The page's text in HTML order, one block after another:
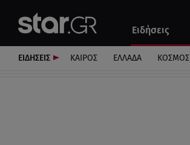
Ειδήσεις
Αυτοκίνητο
ΕΙΔΗΣΕΙΣ ΚΑΙΡΟΣ ΕΛΛΑΔΑ ΚΟΣΜΟΣ